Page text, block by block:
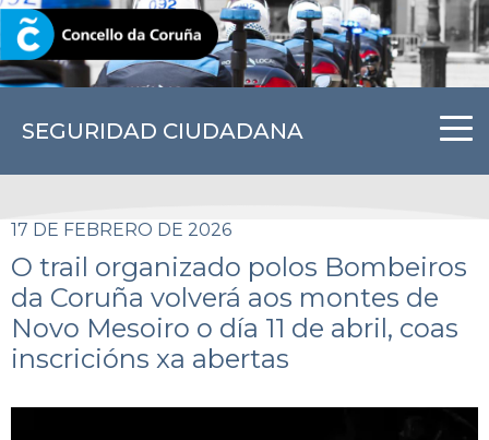
SEGURIDAD CIUDADANA
CORUNA.GAL
17 DE FEBRERO DE 2026
O trail organizado polos Bombeiros
da Coruña volverá aos montes de
Novo Mesoiro o día 11 de abril, coas
inscricións xa abertas